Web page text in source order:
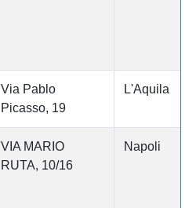
Via Pablo
Picasso, 19
L'Aquila
VIA MARIO
RUTA, 10/16
Napoli